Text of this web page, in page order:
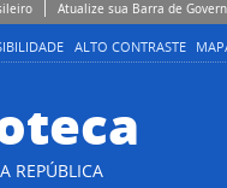
Atualize sua Barra de
ALTO CONTRASTE
REPÚBLICA